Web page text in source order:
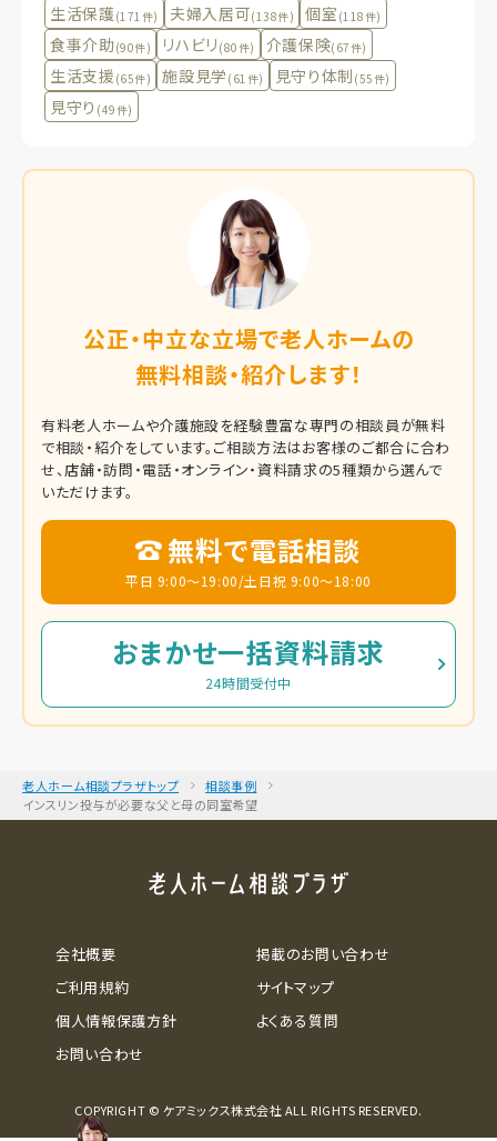
生活保護(171件) 夫婦入居可(138件) 個室 (118件)
食事介助(90件) リハビリ (80件) 介護保険(67件)
生活支援 (65件) 施設見学 (61件) 見守り体制 (55件)
見守り (49件)
公正・中立な立場で老人ホームの
無料相談・紹介します！
有料老人ホームや介護施設を経験豊富な専門の相談員が無料
で相談・紹介をしています。 ご相談方法はお客様のご都合に合わ
せ、店舗・訪問・電話・オンライン・資料請求の5種類から選んで
いただけます。
無料で電話相談
平日 9:00～19:00/土日祝 9:00～18:00
おまかせ一括資料請求
24時間受付中
老人ホーム相談プラザトップ
相談事例
インスリン投与が必要な父と母の同室希望
会社概要
ご利用規約
個人情報保護方針
お問い合わせ
掲載のお問い合わせ
サイトマップ
よくある質問
COPYRIGHT © ケアミックス株式会社 ALL RIGHTS RESERVED.